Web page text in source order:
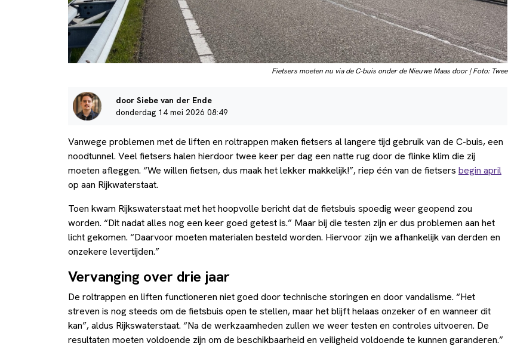
Fietsers moeten nu via de C-buis onder de Nieuwe Maas door | Foto: Twee
door Siebe van der Ende
donderdag 14 mei 2026 08:49
Vanwege problemen met de liften en roltrappen maken fietsers al langere tijd gebruik van de C-buis, een
noodtunnel. Veel fietsers halen hierdoor twee keer per dag een natte rug door de flinke klim die zij
moeten afleggen. “We willen fietsen, dus maak het lekker makkelijk!”, riep één van de fietsers begin april
op aan Rijkwaterstaat.
Toen kwam Rijkswaterstaat met het hoopvolle bericht dat de fietsbuis spoedig weer geopend zou
worden. “Dit nadat alles nog een keer goed getest is.” Maar bij die testen zijn er dus problemen aan het
licht gekomen. “Daarvoor moeten materialen besteld worden. Hiervoor zijn we afhankelijk van derden en
onzekere levertijden.”
Vervanging over drie jaar
De roltrappen en liften functioneren niet goed door technische storingen en door vandalisme. “Het
streven is nog steeds om de fietsbuis open te stellen, maar het blijft helaas onzeker of en wanneer dit
kan”, aldus Rijkswaterstaat. “Na de werkzaamheden zullen we weer testen en controles uitvoeren. De
resultaten moeten voldoende zijn om de beschikbaarheid en veiligheid voldoende te kunnen garanderen.”